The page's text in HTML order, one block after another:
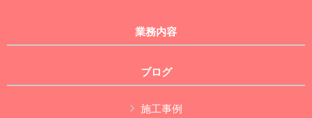
業務内容
ブログ
施工事例